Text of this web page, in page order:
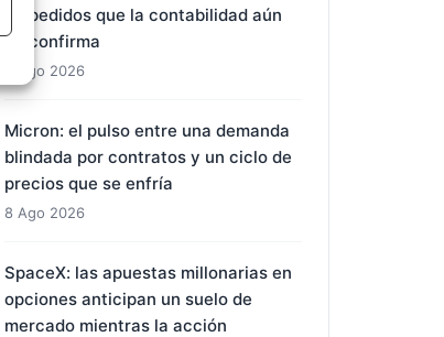
en pedidos que la contabilidad aún
no confirma
8 Ago 2026
Micron: el pulso entre una demanda
blindada por contratos y un ciclo de
precios que se enfría
8 Ago 2026
SpaceX: las apuestas millonarias en
opciones anticipan un suelo de
mercado mientras la acción